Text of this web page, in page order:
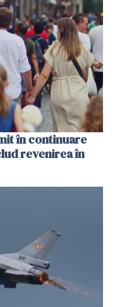
în continuare
revenirea în